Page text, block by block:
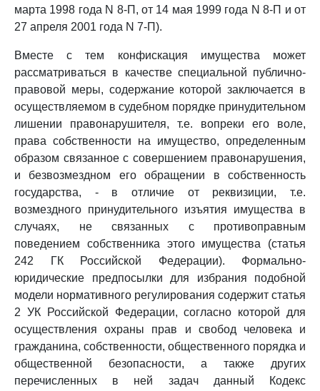
марта 1998 года N 8-П, от 14 мая 1999 года N 8-П и от
27 апреля 2001 года N 7-П).
Вместе с тем конфискация имущества может
рассматриваться в качестве специальной публично-
правовой меры, содержание которой заключается в
осуществляемом в судебном порядке принудительном
лишении правонарушителя, т.е. вопреки его воле,
права собственности на имущество, определенным
образом связанное с совершением правонарушения,
и безвозмездном его обращении в собственность
государства, - в отличие от реквизиции, т.е.
возмездного принудительного изъятия имущества в
случаях, не связанных с противоправным
поведением собственника этого имущества (статья
242 ГК Российской Федерации). Формально-
юридические предпосылки для избрания подобной
модели нормативного регулирования содержит статья
2 УК Российской Федерации, согласно которой для
осуществления охраны прав и свобод человека и
гражданина, собственности, общественного порядка и
общественной безопасности, а также других
перечисленных в ней задач данный Кодекс